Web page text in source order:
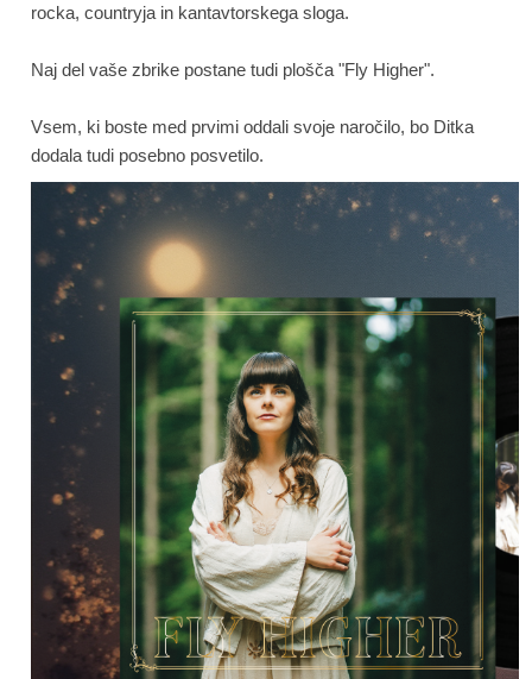
rocka, countryja in kantavtorskega sloga.
Naj del vaše zbrike postane tudi plošča "Fly Higher".
Vsem, ki boste med prvimi oddali svoje naročilo, bo Ditka
dodala tudi posebno posvetilo.